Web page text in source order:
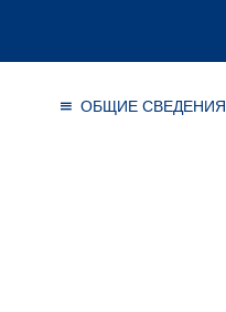
ОБЩИЕ СВЕДЕНИЯ